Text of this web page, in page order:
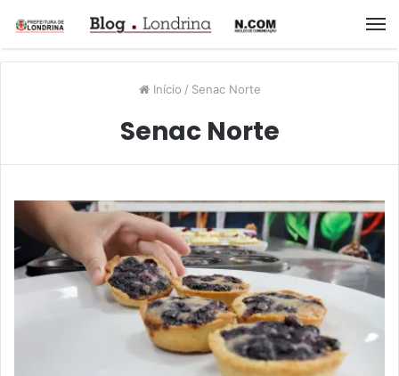
Início / Senac Norte
Senac Norte